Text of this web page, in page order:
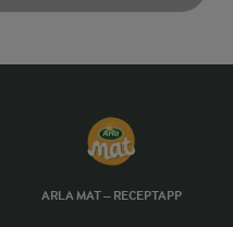
ARLA MAT – RECEPTAPP